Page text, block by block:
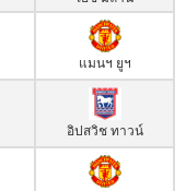
แมนฯ ยูฯ
อิปสวิช ทาวน์